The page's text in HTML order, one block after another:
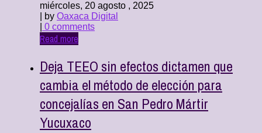
miércoles, 20 agosto , 2025
| by Oaxaca Digital
0 comments
Read more
Deja TEEO sin efectos dictamen que
cambia el método de elección para
concejalías en San Pedro Mártir
Yucuxaco